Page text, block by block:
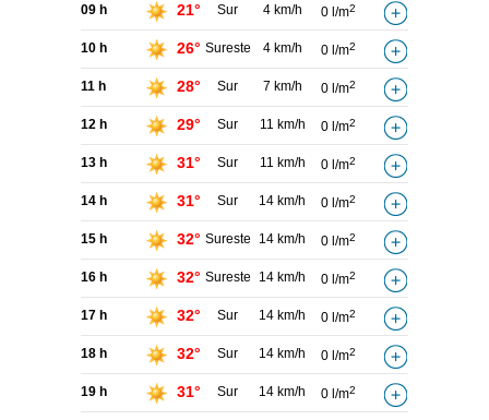
09 h 21° Sur 4 km/h 0 l/m2
10 h 26° Sureste 4 km/h 0 l/m2
11 h 28° Sur 7 km/h 0 l/m2
12 h 29° Sur 11 km/h 0 l/m2
13 h 31° Sur 11 km/h 0 l/m2
14 h 31° Sur 14 km/h 0 l/m2
15 h 32° Sureste 14 km/h 0 l/m2
16 h 32° Sureste 14 km/h 0 l/m2
17 h 32° Sur 14 km/h 0 l/m2
18 h 32° Sur 14 km/h 0 l/m2
19 h 31° Sur 14 km/h 0 l/m2